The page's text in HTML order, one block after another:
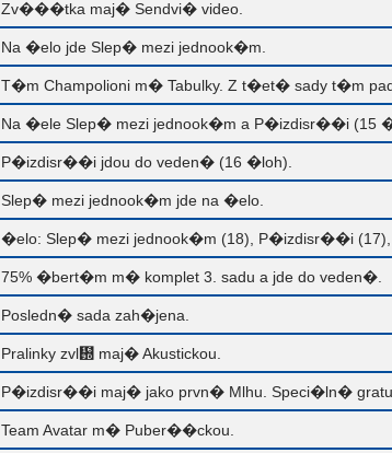
Zv���tka maj� Sendvi� video.
Na �elo jde Slep� mezi jednook�m.
T�m Champolioni m� Tabulky. Z t�et� sady t�m
Na �ele Slep� mezi jednook�m a P�izdisr��i (15
P�izdisr��i jdou do veden� (16 �loh).
Slep� mezi jednook�m jde na �elo.
�elo: Slep� mezi jednook�m (18), P�izdisr��i (17),
75% �bert�m m� komplet 3. sadu a jde do veden�.
Posledn� sada zah�jena.
Pralinky zvl᚝ maj� Akustickou.
P�izdisr��i maj� jako prvn� Mlhu. Speci�ln�
Team Avatar m� Puber��ckou.